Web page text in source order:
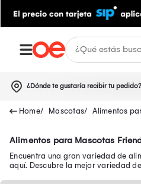
¿Dónde te gustaría recibir tu pedido?
Mascotas Alimentos
Alimentos para Mascotas
Encuentra una gran variedad de
aquí. Descubre la mejor variedad